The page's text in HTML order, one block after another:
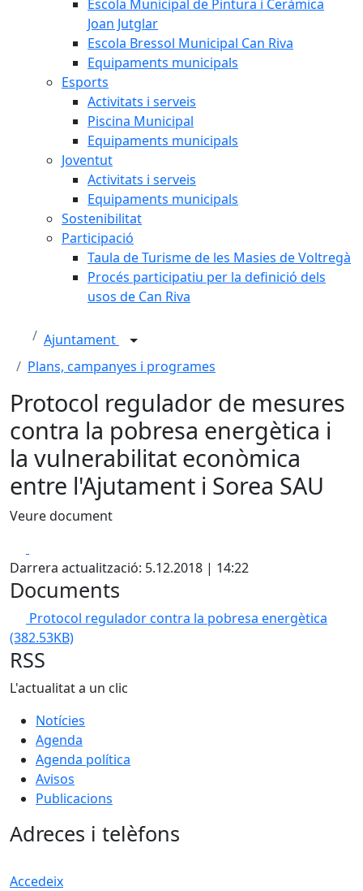
Escola Municipal de Pintura i Ceràmica
Joan Jutglar
Escola Bressol Municipal Can Riva
Equipaments municipals
Esports
Activitats i serveis
Piscina Municipal
Equipaments municipals
Joventut
Activitats i serveis
Equipaments municipals
Sostenibilitat
Participació
Taula de Turisme de les Masies de Voltregà
Procés participatiu per la definició dels
usos de Can Riva
Ajuntament
Plans, campanyes i programes
Protocol regulador de mesures
contra la pobresa energètica i
la vulnerabilitat econòmica
entre l'Ajutament i Sorea SAU
Veure document
Darrera actualització: 5.12.2018 | 14:22
Documents
Protocol regulador contra la pobresa energètica
(382.53KB)
RSS
L'actualitat a un clic
Notícies
Agenda
Agenda política
Avisos
Publicacions
Adreces i telèfons
Accedeix